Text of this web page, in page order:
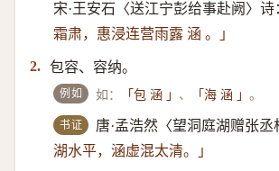
宋·王安石〈送江宁彭给事赴阙〉诗
霜肃，惠浸连营雨露 涵 。」
2. 包容、容纳。
例如 如： 「包 涵 」 、 「海 涵 」。
书证 唐·孟浩然〈望洞庭湖赠张丞
湖水平，涵虚混太清。」